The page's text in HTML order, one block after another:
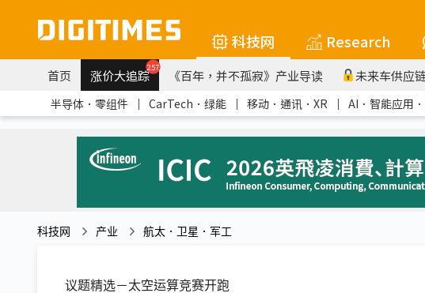
科技网 Research
首页 涨价大追踪257 《百年，并不孤寂》产业导读 未来车供应
半导体．零组件 ｜ CarTech．绿能 ｜ 移动．通讯．XR ｜ AI．智能应用
科技网 产业 航太．卫星．军工
议题精选－太空运算竞赛开跑